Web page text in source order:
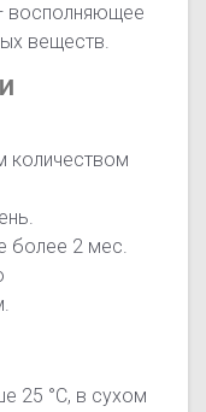
восполняющее
веществ.
количеством
более 2 мес.
25 °C, в сухом